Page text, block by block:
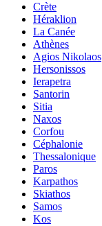
Crète
Héraklion
La Canée
Athènes
Agios Nikolaos
Hersonissos
Ierapetra
Santorin
Sitia
Naxos
Corfou
Céphalonie
Thessalonique
Paros
Karpathos
Skiathos
Samos
Kos